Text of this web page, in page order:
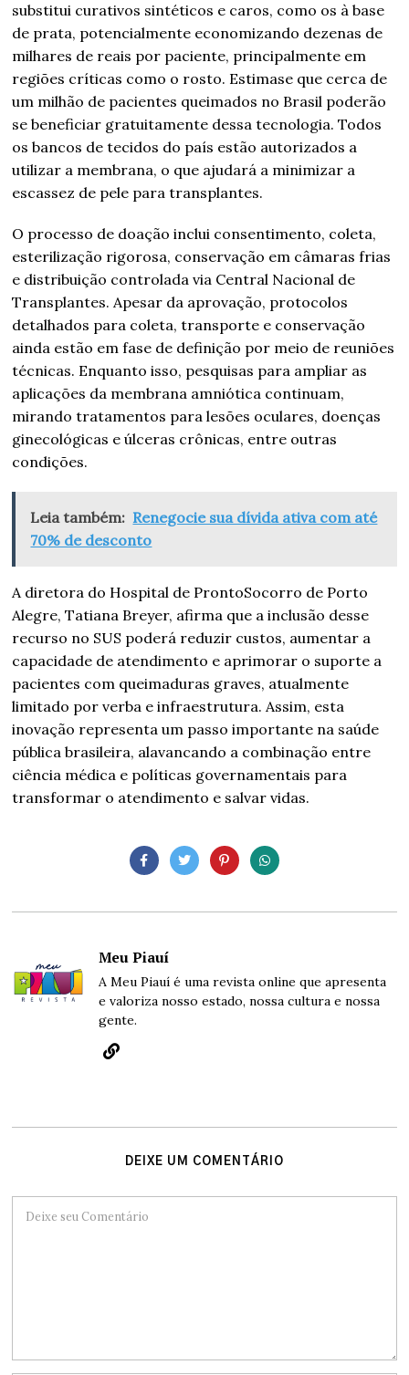
substitui curativos sintéticos e caros, como os à base
de prata, potencialmente economizando dezenas de
milhares de reais por paciente, principalmente em
regiões críticas como o rosto. Estimase que cerca de
um milhão de pacientes queimados no Brasil poderão
se beneficiar gratuitamente dessa tecnologia. Todos
os bancos de tecidos do país estão autorizados a
utilizar a membrana, o que ajudará a minimizar a
escassez de pele para transplantes.
O processo de doação inclui consentimento, coleta,
esterilização rigorosa, conservação em câmaras frias
e distribuição controlada via Central Nacional de
Transplantes. Apesar da aprovação, protocolos
detalhados para coleta, transporte e conservação
ainda estão em fase de definição por meio de reuniões
técnicas. Enquanto isso, pesquisas para ampliar as
aplicações da membrana amniótica continuam,
mirando tratamentos para lesões oculares, doenças
ginecológicas e úlceras crônicas, entre outras
condições.
Leia também: Renegocie sua dívida ativa com até
70% de desconto
A diretora do Hospital de ProntoSocorro de Porto
Alegre, Tatiana Breyer, afirma que a inclusão desse
recurso no SUS poderá reduzir custos, aumentar a
capacidade de atendimento e aprimorar o suporte a
pacientes com queimaduras graves, atualmente
limitado por verba e infraestrutura. Assim, esta
inovação representa um passo importante na saúde
pública brasileira, alavancando a combinação entre
ciência médica e políticas governamentais para
transformar o atendimento e salvar vidas.
Meu Piauí
A Meu Piauí é uma revista online que apresenta
e valoriza nosso estado, nossa cultura e nossa
gente.
DEIXE UM COMENTÁRIO